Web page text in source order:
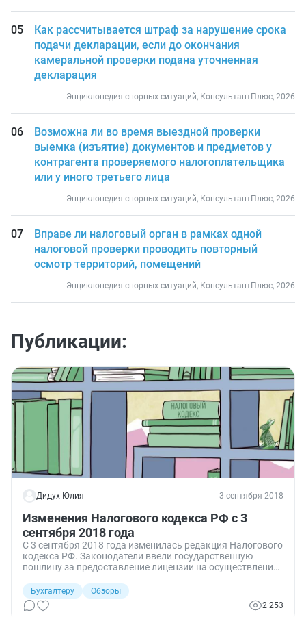
Как рассчитывается штраф за нарушение срока
подачи декларации, если до окончания
камеральной проверки подана уточненная
декларация
Энциклопедия спорных ситуаций, КонсультантПлюс, 2026
Возможна ли во время выездной проверки
выемка (изъятие) документов и предметов у
контрагента проверяемого налогоплательщика
или у иного третьего лица
Энциклопедия спорных ситуаций, КонсультантПлюс, 2026
Вправе ли налоговый орган в рамках одной
налоговой проверки проводить повторный
осмотр территорий, помещений
Энциклопедия спорных ситуаций, КонсультантПлюс, 2026
Публикации:
Дидух Юлия 3 сентября 2018
Изменения Налогового кодекса РФ с 3
сентября 2018 года
С 3 сентября 2018 года изменилась редакция Налогового
кодекса РФ. Законодатели ввели государственную
пошлину за предоставление лицензии на осуществление
переоформление и выдачу дубликата. Кроме того, с 3 до
2 месяцев сокращается срок проведения камеральной
налоговой проверки декларации по НДС и уточняется
Бухгалтеру
Обзоры
2 253